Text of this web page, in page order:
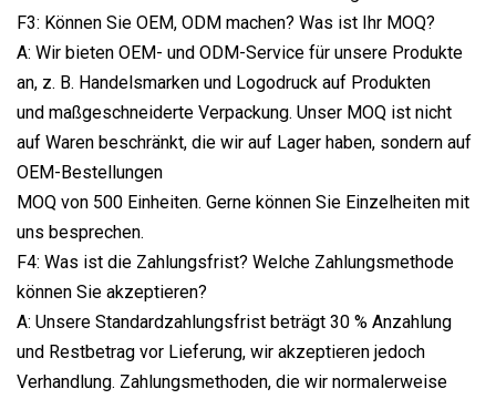
F3: Können Sie OEM, ODM machen? Was ist Ihr MOQ?
A: Wir bieten OEM- und ODM-Service für unsere Produkte
an, z. B. Handelsmarken und Logodruck auf Produkten
und maßgeschneiderte Verpackung. Unser MOQ ist nicht
auf Waren beschränkt, die wir auf Lager haben, sondern auf
OEM-Bestellungen
MOQ von 500 Einheiten. Gerne können Sie Einzelheiten mit
uns besprechen.
F4: Was ist die Zahlungsfrist? Welche Zahlungsmethode
können Sie akzeptieren?
A: Unsere Standardzahlungsfrist beträgt 30 % Anzahlung
und Restbetrag vor Lieferung, wir akzeptieren jedoch
Verhandlung. Zahlungsmethoden, die wir normalerweise